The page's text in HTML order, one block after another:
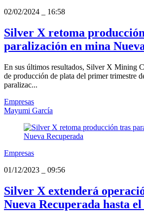
02/02/2024
16:58
Silver X retoma
paralización en mina
En sus últimos resultados, Silver X Mining
de producción de plata del primer trimestre
paralizac...
Empresas
Mayumi García
Empresas
01/12/2023
09:56
Silver X extenderá
Nueva Recuperada hasta el